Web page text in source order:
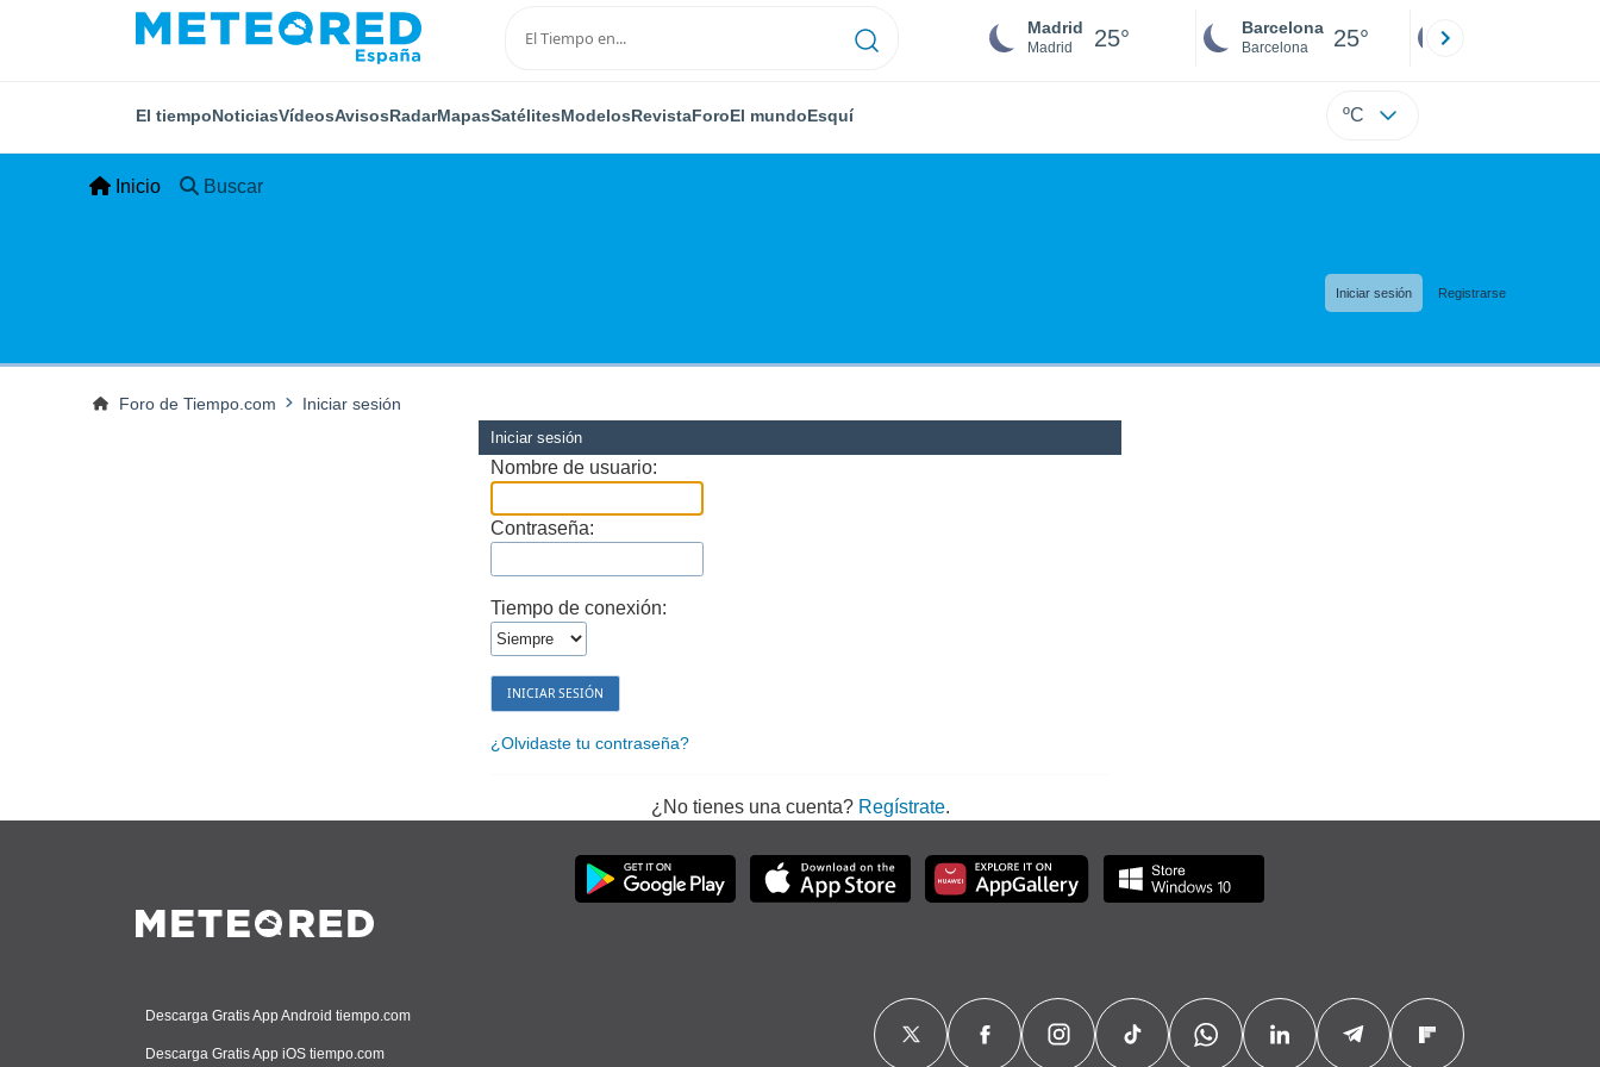
Madrid
Madrid 25° Barcelona
Barcelona 25°
El tiempoNoticiasVídeosAvisosRadarMapasSatélitesModelosRevistaForoEl mundoEsquí ºC
Inicio Buscar
Iniciar sesión Registrarse
Foro de Tiempo.com Iniciar sesión
Iniciar sesión
Nombre de usuario:
Contraseña:
Tiempo de conexión:
¿Olvidaste tu contraseña?
¿No tienes una cuenta? Regístrate.
Descarga Gratis App Android tiempo.com
Descarga Gratis App iOS tiempo.com